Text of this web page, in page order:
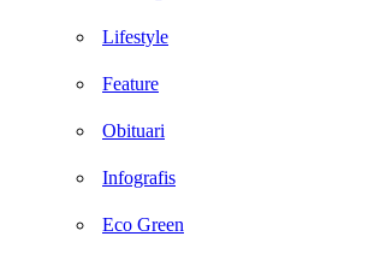
Lifestyle
Feature
Obituari
Infografis
Eco Green